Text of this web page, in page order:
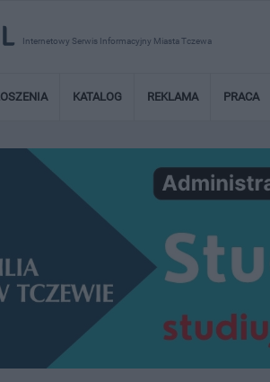
Internetowy Serwis Informacyjny Miasta Tczewa
KATALOG REKLAMA PRACA